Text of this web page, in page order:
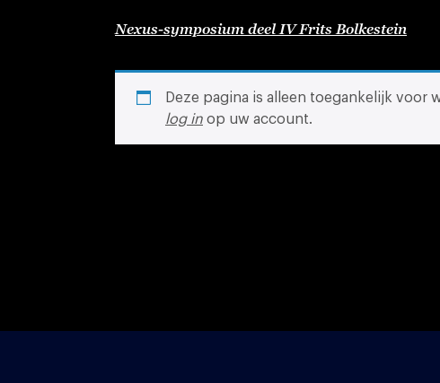
Nexus-symposium deel IV Frits Bolkestein
Deze pagina is alleen toegankelijk voor
log in op uw account.